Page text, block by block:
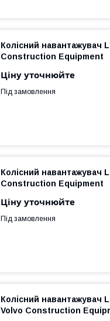
Колісний навантажувач
Construction Equipment
Ціну уточнюйте
Під замовлення
Колісний навантажувач
Construction Equipment
Ціну уточнюйте
Під замовлення
Колісний навантажувач
Volvo Construction